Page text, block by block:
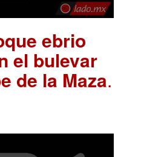
ebrio
el bulevar
de la Maza.